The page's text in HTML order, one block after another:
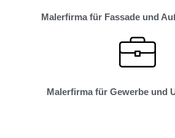
Malerfirma für Fassade und
Malerfirma für Gewerbe und